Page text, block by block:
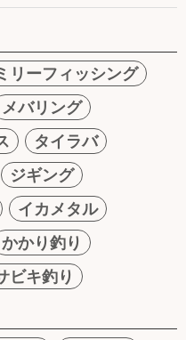
リーフィッシング
メバリング
タイラバ
ジギング
イカメタル
かかり釣り
ビキ釣り